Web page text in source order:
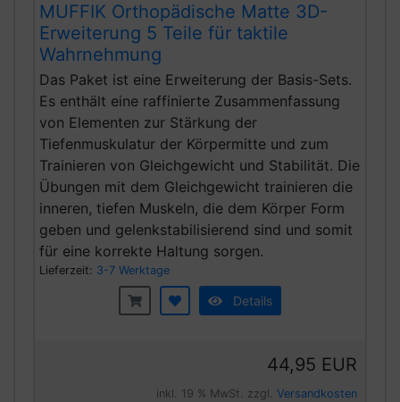
MUFFIK Orthopädische Matte 3D-
Erweiterung 5 Teile für taktile
Wahrnehmung
Das Paket ist eine Erweiterung der Basis-Sets.
Es enthält eine raffinierte Zusammenfassung
von Elementen zur Stärkung der
Tiefenmuskulatur der Körpermitte und zum
Trainieren von Gleichgewicht und Stabilität. Die
Übungen mit dem Gleichgewicht trainieren die
inneren, tiefen Muskeln, die dem Körper Form
geben und gelenkstabilisierend sind und somit
für eine korrekte Haltung sorgen.
Lieferzeit: 3-7 Werktage
Details
44,95 EUR
inkl. 19 % MwSt. zzgl. Versandkosten